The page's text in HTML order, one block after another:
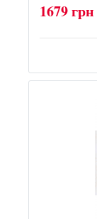
1679 грн